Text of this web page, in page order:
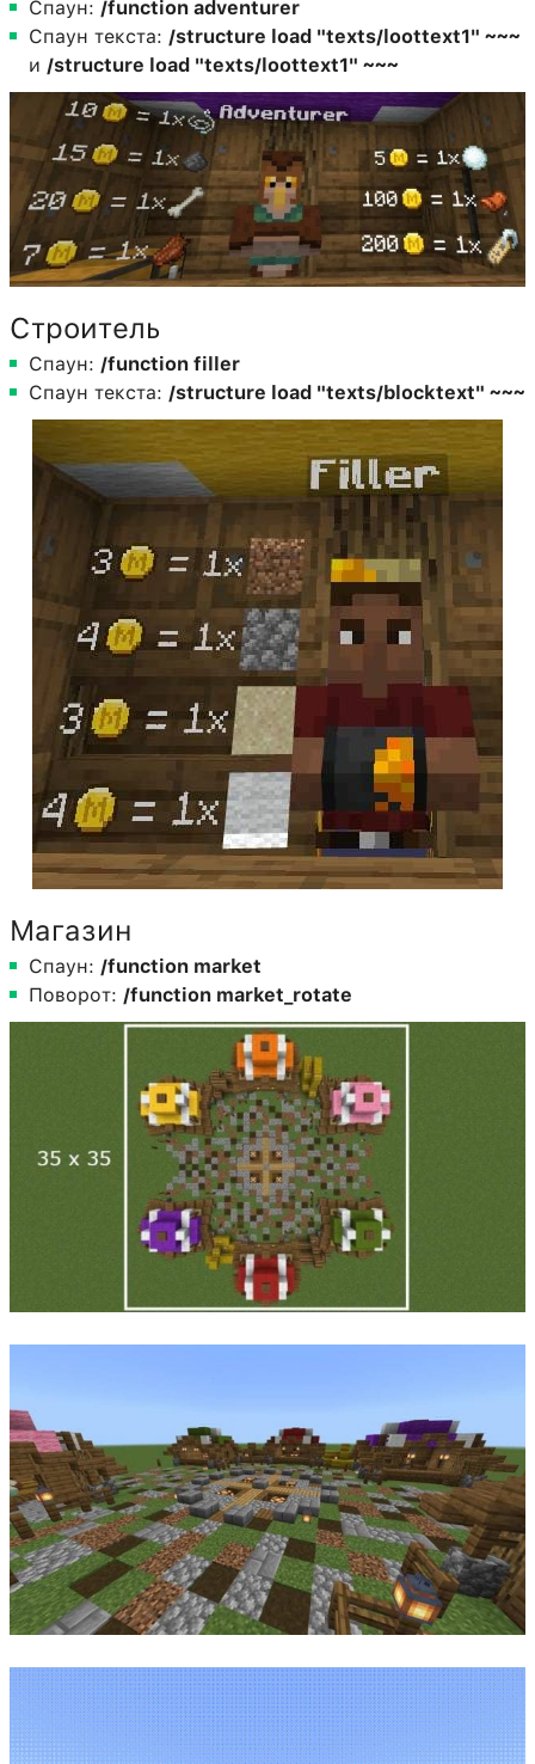
Спаун: /function adventurer
Спаун текста: /structure load "texts/loottext1" ~~~
и /structure load "texts/loottext1" ~~~
Строитель
Спаун: /function filler
Спаун текста: /structure load "texts/blocktext" ~~~
Магазин
Спаун: /function market
Поворот: /function market_rotate